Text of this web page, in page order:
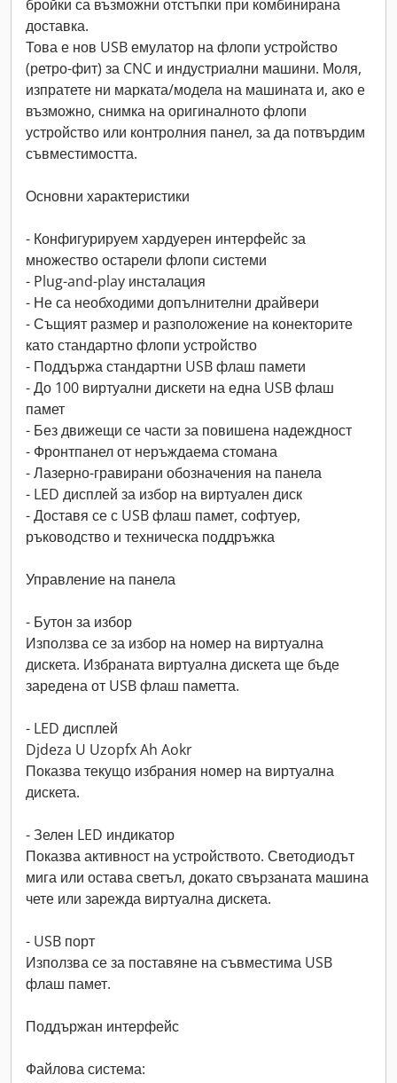
бройки са възможни отстъпки при комбинирана
доставка.
Това е нов USB емулатор на флопи устройство
(ретро-фит) за CNC и индустриални машини. Моля,
изпратете ни марката/модела на машината и, ако е
възможно, снимка на оригиналното флопи
устройство или контролния панел, за да потвърдим
съвместимостта.
Основни характеристики
- Конфигурируем хардуерен интерфейс за
множество остарели флопи системи
- Plug-and-play инсталация
- Не са необходими допълнителни драйвери
- Същият размер и разположение на конекторите
като стандартно флопи устройство
- Поддържа стандартни USB флаш памети
- До 100 виртуални дискети на една USB флаш
памет
- Без движещи се части за повишена надеждност
- Фронтпанел от неръждаема стомана
- Лазерно-гравирани обозначения на панела
- LED дисплей за избор на виртуален диск
- Доставя се с USB флаш памет, софтуер,
ръководство и техническа поддръжка
Управление на панела
- Бутон за избор
Използва се за избор на номер на виртуална
дискета. Избраната виртуална дискета ще бъде
заредена от USB флаш паметта.
- LED дисплей
Djdeza U Uzopfx Ah Aokr
Показва текущо избрания номер на виртуална
дискета.
- Зелен LED индикатор
Показва активност на устройството. Светодиодът
мига или остава светъл, докато свързаната машина
чете или зарежда виртуална дискета.
- USB порт
Използва се за поставяне на съвместима USB
флаш памет.
Поддържан интерфейс
Файлова система: